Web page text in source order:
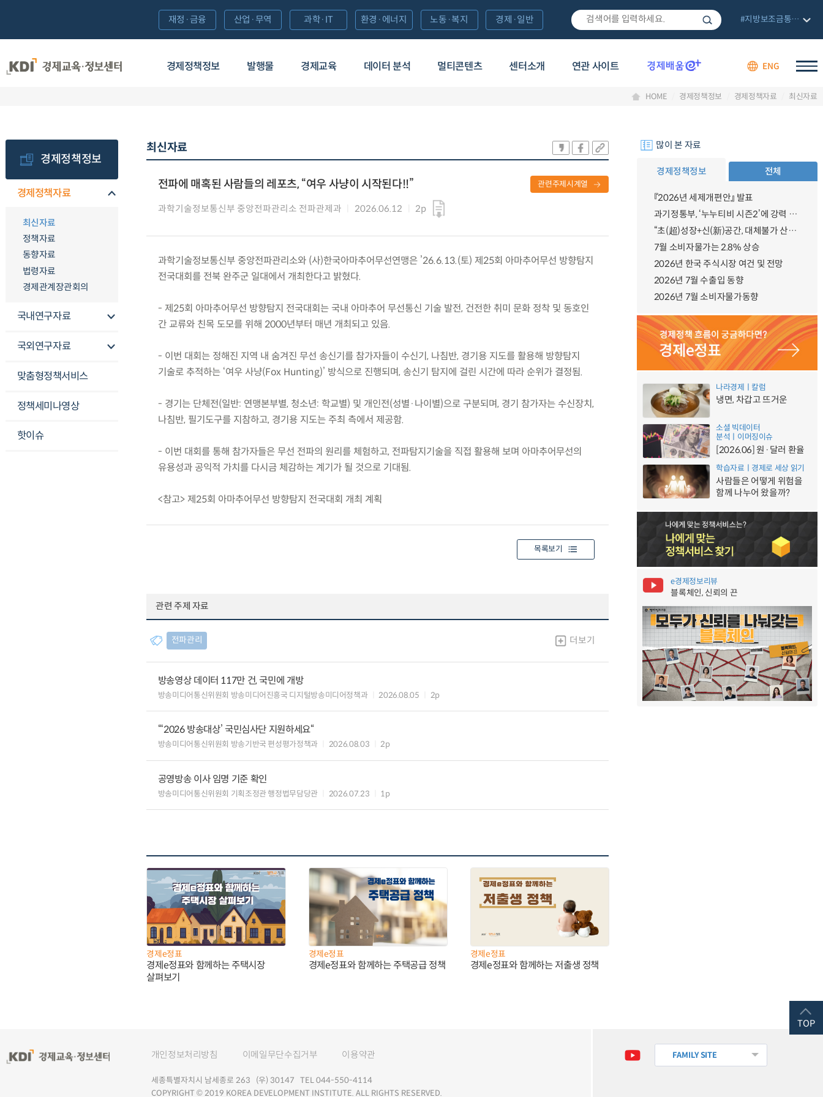
경제정책정보 발행물 경제교육 데이터 분석 멀티콘텐츠 센터소개 연관 사이트 ENG
재정·금융 산업·무역 과학·IT 환경·에너지 노동·복지 경제·일반 #지방보조금통합관리망
HOME 경제정책정보 경제정책자료 최신자료
경제정책정보
경제정책자료
최신자료
정책자료
동향자료
법령자료
경제관계장관회의
국내연구자료
국외연구자료
맞춤형정책서비스
정책세미나영상
핫이슈
최신자료
전파에 매혹된 사람들의 레포츠, “여우 사냥이 시작된다!!”
과학기술정보통신부 중앙전파관리소 전파관제과 2026.06.12 2p
관련주제시계열
과학기술정보통신부 중앙전파관리소와 (사)한국아마추어무선연맹은 ’26.6.13.(토) 제25회 아마추어무선 방향탐지
전국대회를 전북 완주군 일대에서 개최한다고 밝혔다.
- 제25회 아마추어무선 방향탐지 전국대회는 국내 아마추어 무선통신 기술 발전, 건전한 취미 문화 정착 및 동호인
간 교류와 친목 도모를 위해 2000년부터 매년 개최되고 있음.
- 이번 대회는 정해진 지역 내 숨겨진 무선 송신기를 참가자들이 수신기, 나침반, 경기용 지도를 활용해 방향탐지
기술로 추적하는 ‘여우 사냥(Fox Hunting)’ 방식으로 진행되며, 송신기 탐지에 걸린 시간에 따라 순위가 결정됨.
- 경기는 단체전(일반: 연맹본부별, 청소년: 학교별) 및 개인전(성별·나이별)으로 구분되며, 경기 참가자는 수신장치,
나침반, 필기도구를 지참하고, 경기용 지도는 주최 측에서 제공함.
- 이번 대회를 통해 참가자들은 무선 전파의 원리를 체험하고, 전파탐지기술을 직접 활용해 보며 아마추어무선의
유용성과 공익적 가치를 다시금 체감하는 계기가 될 것으로 기대됨.
<참고> 제25회 아마추어무선 방향탐지 전국대회 개최 계획
목록보기
관련 주제 자료
전파관리 더보기
방송영상 데이터 117만 건, 국민에 개방
방송미디어통신위원회 방송미디어진흥국 디지털방송미디어정책과 2026.08.05 2p
“‘2026 방송대상’ 국민심사단 지원하세요“
방송미디어통신위원회 방송기반국 편성평가정책과 2026.08.03 2p
공영방송 이사 임명 기준 확인
방송미디어통신위원회 기획조정관 행정법무담당관 2026.07.23 1p
경제e정표
경제e정표와 함께하는 주택시장
살펴보기
경제e정표
경제e정표와 함께하는 주택공급 정책
경제e정표
경제e정표와 함께하는 저출생 정책
많이 본 자료
경제정책정보 전체
『2026년 세제개편안』 발표
과기정통부, ‘누누티비 시즌2’에 강력 대응 의지 밝혀
“초(超)성장+신(新)공간, 대체불가 산업강국”
7월 소비자물가는 2.8% 상승
2026년 한국 주식시장 여건 및 전망
2026년 7월 수출입 동향
2026년 7월 소비자물가동향
나라경제ㅣ칼럼
냉면, 차갑고 뜨거운
소셜 빅데이터
분석ㅣ이머징이슈
[2026.06] 원·달러 환율
학습자료ㅣ경제로 세상 읽기
사람들은 어떻게 위험을
함께 나누어 왔을까?
e경제정보리뷰
블록체인, 신뢰의 끈
FAMILY SITE
개인정보처리방침 이메일무단수집거부 이용약관
세종특별자치시 남세종로 263 (우) 30147 TEL 044-550-4114
COPYRIGHT © 2019 KOREA DEVELOPMENT INSTITUTE. ALL RIGHTS RESERVED.
TOP